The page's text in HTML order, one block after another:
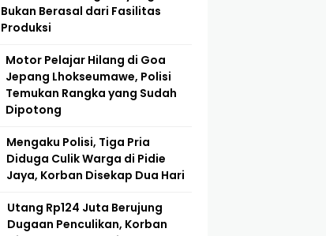
Bukan Berasal dari Fasilitas
Produksi
Motor Pelajar Hilang di Goa
Jepang Lhokseumawe, Polisi
Temukan Rangka yang Sudah
Dipotong
Mengaku Polisi, Tiga Pria
Diduga Culik Warga di Pidie
Jaya, Korban Disekap Dua Hari
Utang Rp124 Juta Berujung
Dugaan Penculikan, Korban